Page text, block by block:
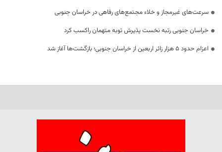
سرعت‌های غیرمجاز و خلاء مجتمع‌های رفاهی در خراسان جنوبی
خراسان جنوبی رتبه نخست پذیرش توبه متهمان راکسب کرد
اعزام حدود 5 هزار زائر اربعین از خراسان جنوبی؛ بازگشت‌ها آغاز شد